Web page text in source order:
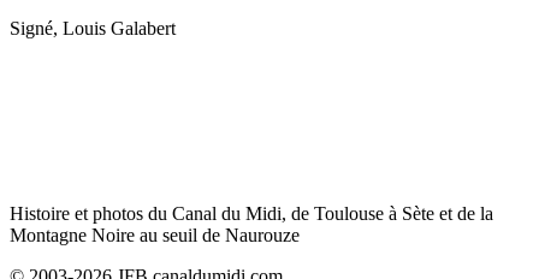
Signé, Louis Galabert
Histoire et photos du Canal du Midi, de Toulouse à Sète et de la
Montagne Noire au seuil de Naurouze